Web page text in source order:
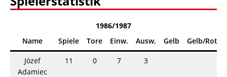
1986/1987
Name
Spiele Tore Einw. Ausw. Gelb Gelb/Rot
Józef
Adamiec
11 0 7 3